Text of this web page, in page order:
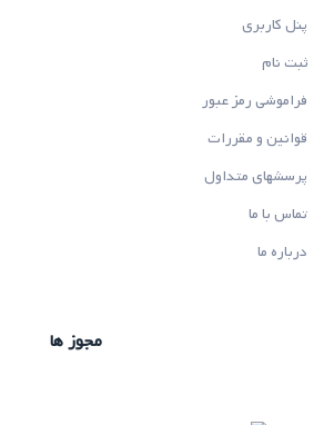
پنل کاربری
ثبت نام
فراموشی رمز عبور
قوانین و مقررات
پرسشهای متداول
تماس با ما
درباره ما
مجوز ها